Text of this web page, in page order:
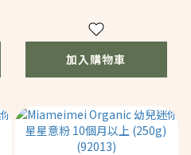
加入購物車